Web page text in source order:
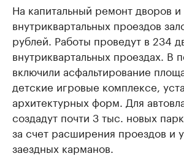
На капитальный ремонт дворов и
внутриквартальных проездов
рублей. Работы проведут в 234
внутриквартальных проездах. В
включили асфальтирование
детские игровые комплексе,
архитектурных форм. Для
создадут почти 3 тыс. новых
за счет расширения проездов и
заездных карманов.